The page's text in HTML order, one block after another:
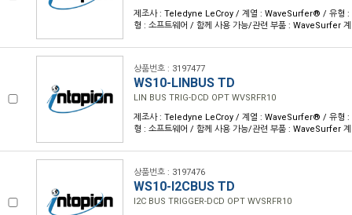
제조사 : Teledyne LeCroy / 계열 : WaveSurfer® / 유형 :
형 : 소프트웨어 / 함께 사용 가능/관련 부품 : WaveSurfer
상품번호 : 3197477
WS10-LINBUS TD
LIN BUS TRIG-DCD OPT WVSRFR10
제조사 : Teledyne LeCroy / 계열 : WaveSurfer® / 유형 :
형 : 소프트웨어 / 함께 사용 가능/관련 부품 : WaveSurfer
상품번호 : 3197476
WS10-I2CBUS TD
I2C BUS TRIGGER-DCD OPT WVSRFR10